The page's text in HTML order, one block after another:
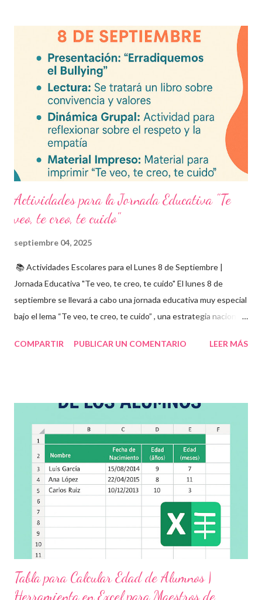
frecuentes Beneficios de utilizar estos exámenes trimestrales
Evaluaciones alineadas al programa oficial. Formato optimizado
para impresión o uso en plataformas educativas. Reactivos que
fortalecen la comprensión y el pensamiento crítico. Ideal para
formación docente y evaluación diagnóstica. Material
descargable PDF editable. Estos exámenes también pueden
integrarse en herramientas digitales pa...
Actividades para la Jornada Educativa "Te
veo, te creo, te cuido"
septiembre 04, 2025
📚 Actividades Escolares para el Lunes 8 de Septiembre |
Jornada Educativa "Te veo, te creo, te cuido" El lunes 8 de
septiembre se llevará a cabo una jornada educativa muy especial
bajo el lema “Te veo, te creo, te cuido” , una estrategia nacional
infantil , y promover la convivencia escolar armónica . Desde el
actividades educativas que podrás aplicar fácilmente en tu
grupo, desde preescolar hasta sexto grado de primaria. 🧠
Objetivos clave de la jornada Promover entornos seguros y
afectivos dentro de la comunidad escolar Sensibilizar sobre el
maltrato, acoso escolar y abuso infantil Desarrollar habilidades
como la empatía, la comunicación y el autocuidado Aplicar ...
COMPARTIR PUBLICAR UN COMENTARIO LEER MÁS
Tabla para Calcular Edad de Alumnos |
Herramienta en Excel para Maestros de